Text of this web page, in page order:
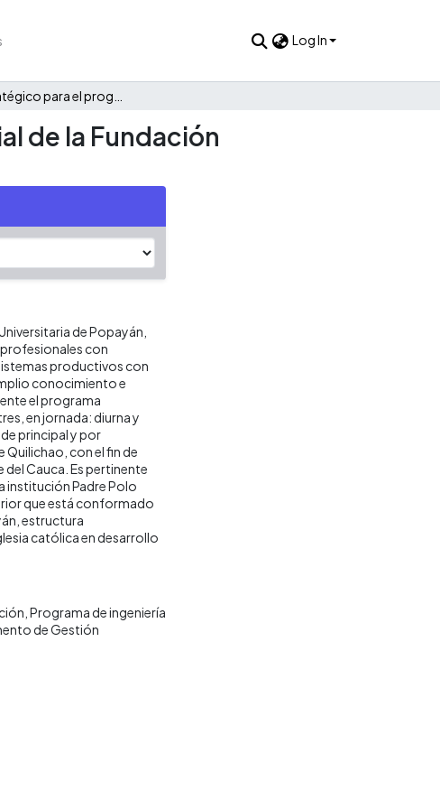
Log In
de la Fundación
de Popayán,
con
productivos con
conocimiento e
el programa
en jornada: diurna y
principal y por
Quilichao, con el fin de
Cauca. Es pertinente
institución Padre Polo
que está conformado
estructura
católica en desarrollo
Programa de ingeniería
de Gestión